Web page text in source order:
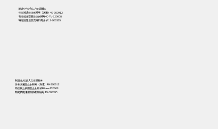
制造业/综合人力资源服务
劳务派遣营业执照号（派遣）40-300912
有偿就业安置营业执照号40-Yu-120008
特定技能注册支持机构编号 19-000395
制造业/综合人力资源服务
劳务派遣营业执照号（派遣）40-300912
有偿就业安置营业执照号40-Yu-120008
特定技能注册支持机构编号 19-000395